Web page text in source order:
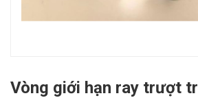
Vòng giới hạn ray trượt